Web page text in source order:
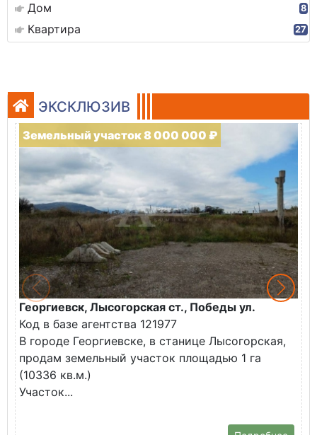
Дом 8
Квартира 27
ЭКСКЛЮЗИВ
Земельный участок 8 000 000 ₽
Георгиевск, Лысогорская ст., Победы ул.
Код в базе агентства 121977
В городе Георгиевске, в станице Лысогорская,
продам земельный участок площадью 1 га
(10336 кв.м.)
Участок...